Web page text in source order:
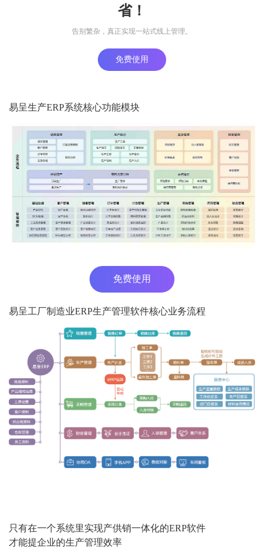
省！
告别繁杂，真正实现一站式线上管理。
免费使用
易呈生产ERP系统核心功能模块
免费使用
易呈工厂制造业ERP生产管理软件核心业务流程
只有在一个系统里实现产供销一体化的ERP软件
才能提企业的生产管理效率